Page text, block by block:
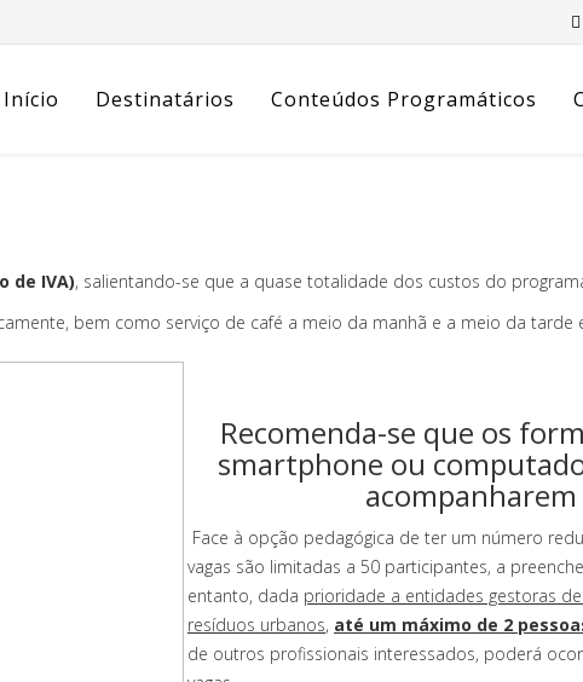
Início Destinatários Conteúdos Programáticos
de IVA), salientando-se que a quase totalidade dos custos do
bem como serviço de café a meio da manhã e a meio da
Recomenda-se que os
smartphone ou
acompanharem
Face à opção pedagógica de ter um número
vagas são limitadas a 50 participantes, a
entanto, dada prioridade a entidades gestoras
resíduos urbanos, até um máximo de 2
de outros profissionais interessados, poderá